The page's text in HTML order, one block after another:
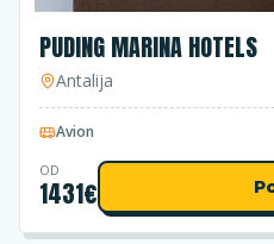
PUDING MARINA HOTELS
Antalija
Avion
OD
1431€